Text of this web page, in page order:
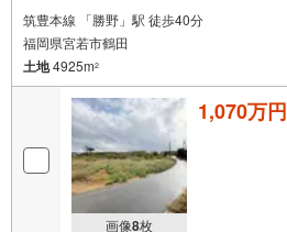
筑豊本線 「勝野」駅 徒歩40分
福岡県宮若市鶴田
土地4925m2
画像8枚
1,070万円